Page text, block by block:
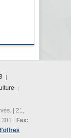
| 21,
| Fax: